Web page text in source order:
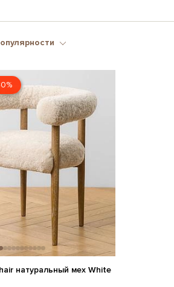
натуральный мех White